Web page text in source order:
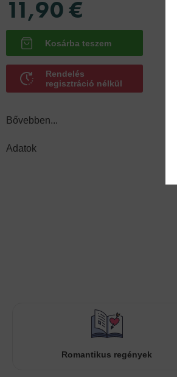
11,90 €
Rendelés
regisztráció nélkül
Bővebben...
Adatok
Romantikus regények